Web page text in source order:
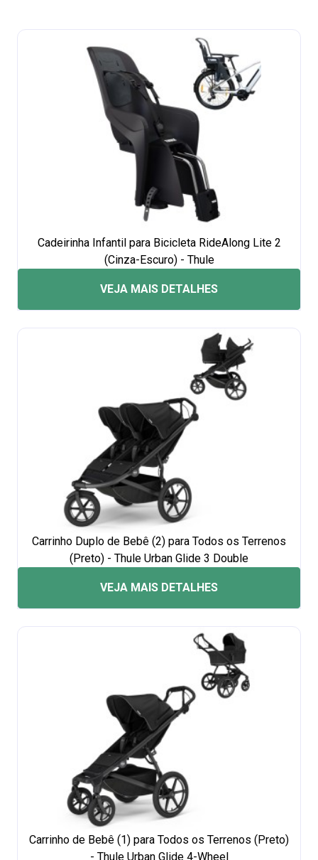
Cadeirinha Infantil para Bicicleta RideAlong Lite 2
(Cinza-Escuro) - Thule
VEJA MAIS DETALHES
Carrinho Duplo de Bebê (2) para Todos os Terrenos
(Preto) - Thule Urban Glide 3 Double
VEJA MAIS DETALHES
Carrinho de Bebê (1) para Todos os Terrenos (Preto)
- Thule Urban Glide 4-Wheel